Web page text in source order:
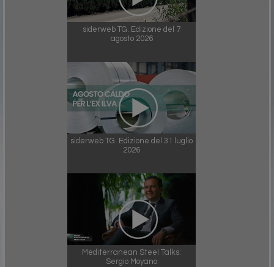
siderweb TG. Edizione del 7
agosto 2026
siderweb TG. Edizione del 31 luglio
2026
Mediterranean Steel Talks:
Sergio Moyano